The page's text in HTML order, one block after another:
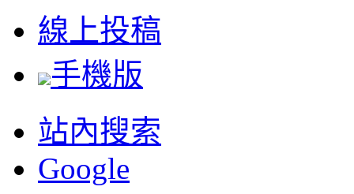
線上投稿
手機版
站內搜索
Google